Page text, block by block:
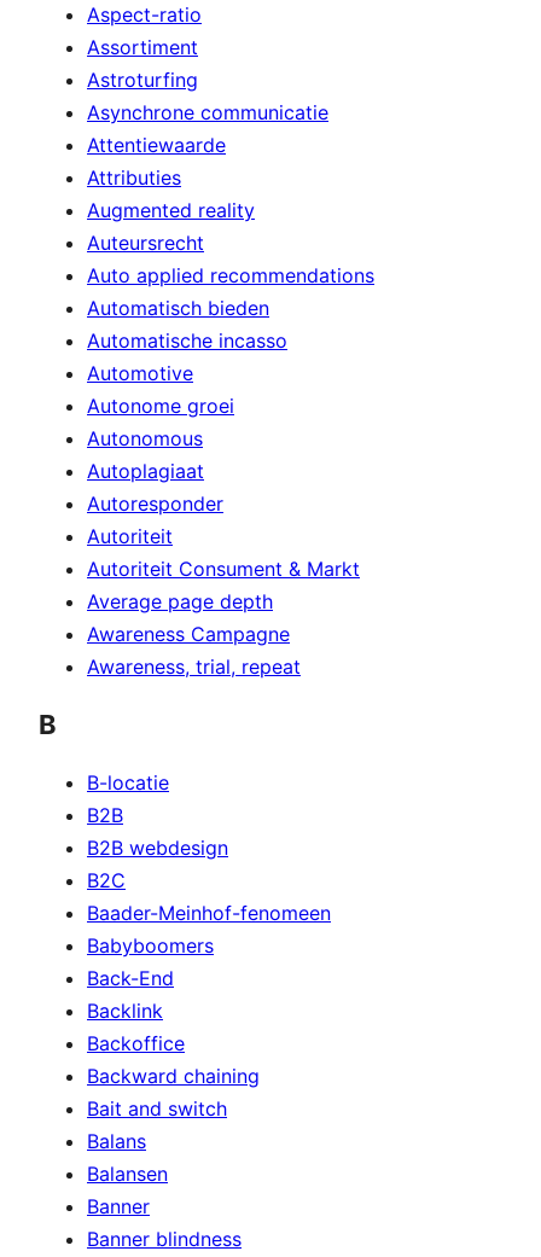
Aspect-ratio
Assortiment
Astroturfing
Asynchrone communicatie
Attentiewaarde
Attributies
Augmented reality
Auteursrecht
Auto applied recommendations
Automatisch bieden
Automatische incasso
Automotive
Autonome groei
Autonomous
Autoplagiaat
Autoresponder
Autoriteit
Autoriteit Consument & Markt
Average page depth
Awareness Campagne
Awareness, trial, repeat
B
B-locatie
B2B
B2B webdesign
B2C
Baader-Meinhof-fenomeen
Babyboomers
Back-End
Backlink
Backoffice
Backward chaining
Bait and switch
Balans
Balansen
Banner
Banner blindness